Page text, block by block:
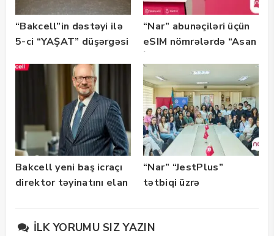
“Bakcell”in dəstəyi ilə
5-ci “YAŞAT” düşərgəsi
“Nar” abunəçiləri üçün
eSIM nömrələrdə “Asan
istifadəyə verildi
Bakcell yeni baş icraçı
direktor təyinatını elan
“Nar” “JestPlus”
tətbiqi üzrə
İLK YORUMU SIZ YAZIN